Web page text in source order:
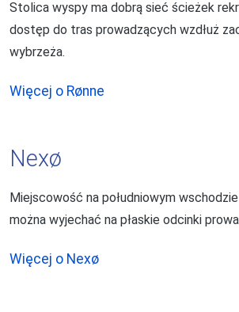
Stolica wyspy ma dobrą sieć ścieżek
dostęp do tras prowadzących wzdłuż
wybrzeża.
Więcej o Rønne
Nexø
Miejscowość na południowym
można wyjechać na płaskie odcinki
Więcej o Nexø